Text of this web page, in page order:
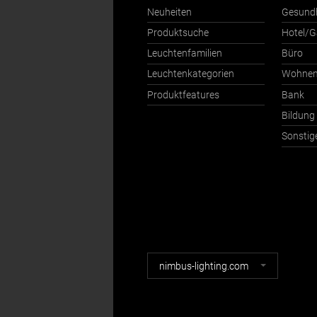
Neuheiten
Produktsuche
Leuchtenfamilien
Leuchtenkategorien
Produktfeatures
Hotel/
Büro
Wohnen
Bank
Bildung
Nimbus
Webseiten
nimbus-lighting.com